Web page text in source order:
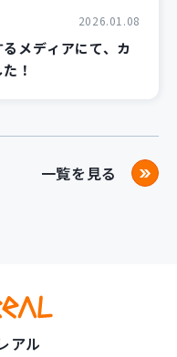
2026.01.08
メディアにて、カ
！
一覧を見る
アル